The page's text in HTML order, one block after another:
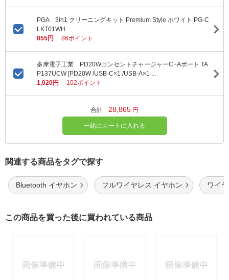
PGA 3in1 クリーニングキット Premium Style ホワイト PG-C
LKT01WH
855円
86ポイント
多摩電子工業 PD20WコンセントチャージャーC+Aポート TA
P137UCW [PD20W /USB-C×1 /USB-A×1 ...
1,020円
102ポイント
合計 28,865 円
一緒にカートに入れる
関連する商品をタグで探す
Bluetooth イヤホン フルワイヤレス イヤホン ワイ
この商品を買った後に買われている商品